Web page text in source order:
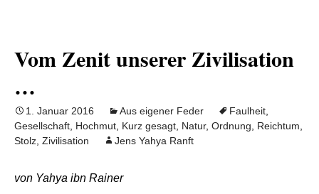
Vom Zenit unserer Zivilisation
…
1. Januar 2016 Aus eigener Feder Faulheit
Gesellschaft Hochmut Kurz gesagt Natur, Ordnung Reichtum
Stolz Zivilisation Jens Yahya Ranft
von Yahya ibn Rainer